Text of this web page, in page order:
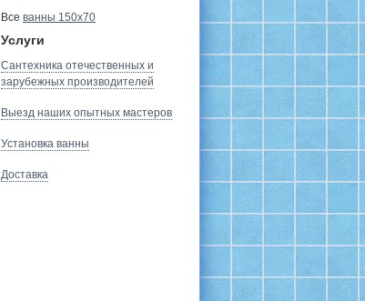
Все ванны 150х70
Услуги
Сантехника отечественных и
зарубежных производителей
Выезд наших опытных мастеров
Установка ванны
Доставка